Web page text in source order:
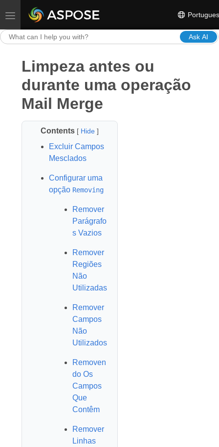
Toggle navigation
Ask AI
Limpeza antes ou
durante uma operação
Mail Merge
Contents [ Hide]
Excluir Campos
Mesclados
Configurar uma
opção Removing
Remover
Parágrafo
s Vazios
Remover
Regiões
Não
Utilizadas
Remover
Campos
Não
Utilizados
Removen
do Os
Campos
Que
Contêm
Remover
Linhas